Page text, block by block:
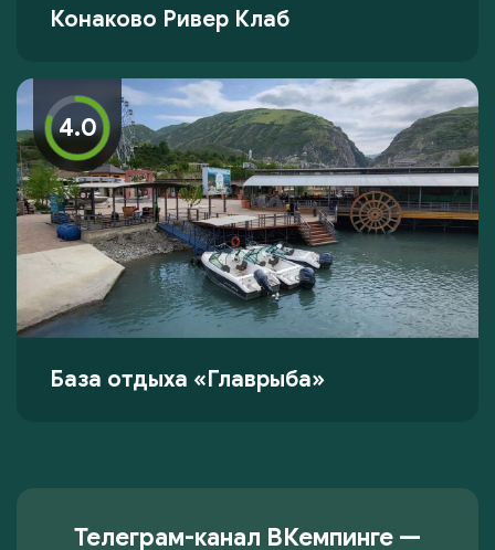
Конаково Ривер Клаб
4.0
База отдыха «Главрыба»
Телеграм-канал ВКемпинге —